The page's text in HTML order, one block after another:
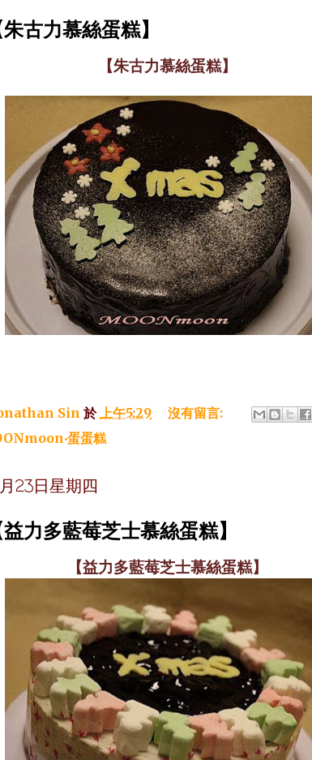
古力慕絲蛋糕】
【朱古力慕絲蛋糕】
Sin 於上午5:29
沒有留言:
蛋蛋糕
23日星期四
力多藍莓芝士慕絲蛋糕】
【益力多藍莓芝士慕絲蛋糕】